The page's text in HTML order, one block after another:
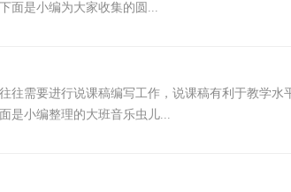
面是小编为大家收集的圆...
往需要进行说课稿编写工作，说课稿有利于教学水
是小编整理的大班音乐虫儿...